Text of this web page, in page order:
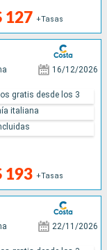
127 +Tasas
16/12/2026
193 +Tasas
gratis desde los 3
italiana
22/11/2026